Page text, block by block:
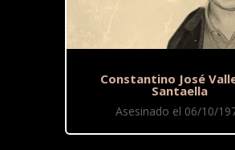
Constantino José
Santaella
Asesinado el 06/10/